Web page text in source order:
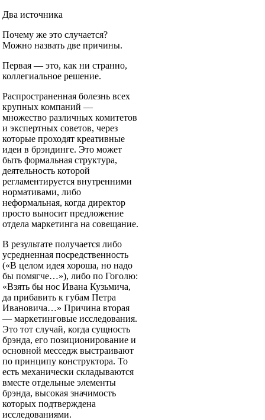
Два источника
Почему же это случается?
Можно назвать две причины.
Первая — это, как ни странно,
коллегиальное решение.
Распространенная болезнь всех
крупных компаний —
множество различных комитетов
и экспертных советов, через
которые проходят креативные
идеи в брэндинге. Это может
быть формальная структура,
деятельность которой
регламентируется внутренними
нормативами, либо
неформальная, когда директор
просто выносит предложение
отдела маркетинга на совещание.
В результате получается либо
усредненная посредственность
(«В целом идея хороша, но надо
бы помягче…»), либо по Гоголю:
«Взять бы нос Ивана Кузьмича,
да прибавить к губам Петра
Ивановича…» Причина вторая
— маркетинговые исследования.
Это тот случай, когда сущность
брэнда, его позиционирование и
основной месседж выстраивают
по принципу конструктора. То
есть механически складываются
вместе отдельные элементы
брэнда, высокая значимость
которых подтверждена
исследованиями.